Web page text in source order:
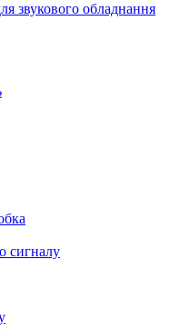
звукового обладнання
сигналу